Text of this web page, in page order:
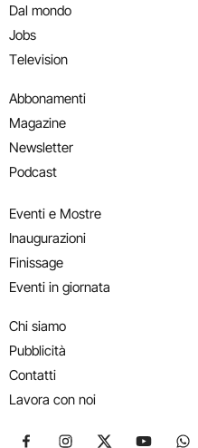
Dal mondo
Jobs
Television
Abbonamenti
Magazine
Newsletter
Podcast
Eventi e Mostre
Inaugurazioni
Finissage
Eventi in giornata
Chi siamo
Pubblicità
Contatti
Lavora con noi
Seguici su Facebook
Seguici su Instagram
Seguici su X
Seguici